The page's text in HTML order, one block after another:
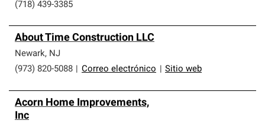
(718) 439-3385
About Time Construction LLC
Newark, NJ
(973) 820-5088
Correo electrónico Sitio web
Acorn Home Improvements,
Inc